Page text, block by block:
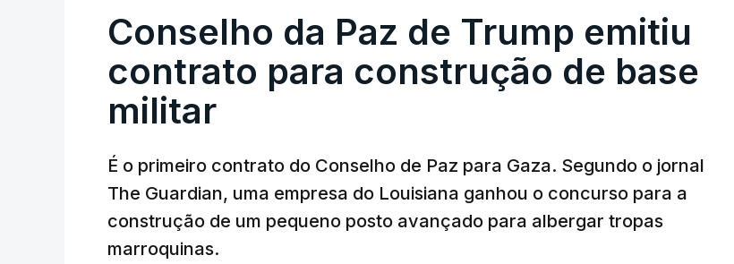
Conselho da Paz de Trump emitiu
contrato para construção de base
militar
É o primeiro contrato do Conselho de Paz para Gaza. Segundo o jornal
The Guardian, uma empresa do Louisiana ganhou o concurso para a
construção de um pequeno posto avançado para albergar tropas
marroquinas.